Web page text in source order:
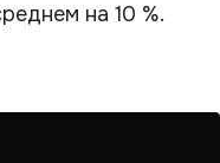
на 10 %.